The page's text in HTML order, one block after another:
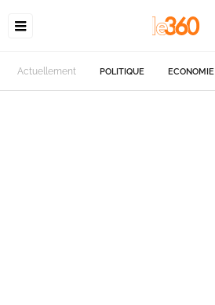
Actuellement POLITIQUE ECONOMIE